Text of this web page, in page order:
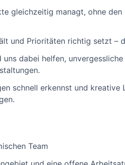
gleichzeitig managt, ohne
und Prioritäten richtig setzt –
dabei helfen,
schnell erkennst und
Team